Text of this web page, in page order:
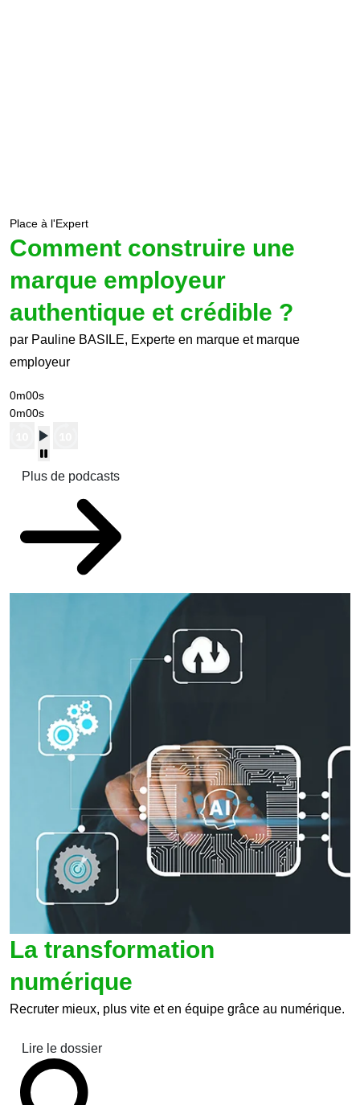
Place à l'Expert
Comment construire une
marque employeur
authentique et crédible ?
par Pauline BASILE, Experte en marque et marque
employeur
0m00s
0m00s
Plus de podcasts
La transformation
numérique
Recruter mieux, plus vite et en équipe grâce au numérique.
Lire le dossier